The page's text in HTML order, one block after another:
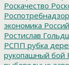
Роскачество
Роспотребнадзор
экономика
Ростислав
РСПП рубка
рукопашный бой